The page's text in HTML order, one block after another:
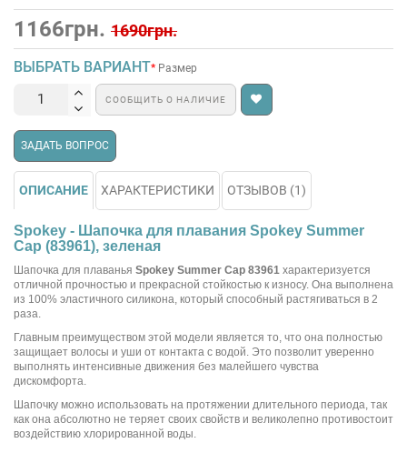
1166грн. 1690грн.
ВЫБРАТЬ ВАРИАНТ Размер
СООБЩИТЬ О НАЛИЧИЕ
ЗАДАТЬ ВОПРОС
ОПИСАНИЕ ХАРАКТЕРИСТИКИ ОТЗЫВОВ (1)
Spokey - Шапочка для плавания Spokey Summer
Cap (83961), зеленая
Шапочка для плаванья Spokey Summer Cap 83961 характеризуется
отличной прочностью и прекрасной стойкостью к износу. Она выполнена
из 100% эластичного силикона, который способный растягиваться в 2
раза.
Главным преимуществом этой модели является то, что она полностью
защищает волосы и уши от контакта с водой. Это позволит уверенно
выполнять интенсивные движения без малейшего чувства
дискомфорта.
Шапочку можно использовать на протяжении длительного периода, так
как она абсолютно не теряет своих свойств и великолепно противостоит
воздействию хлорированной воды.